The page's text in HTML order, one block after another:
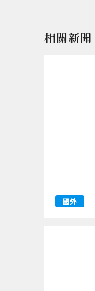
相關新聞
國外